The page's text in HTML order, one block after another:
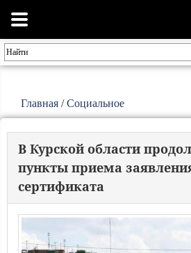
Главная /Социальное
В Курской области
пункты приема
сертификата